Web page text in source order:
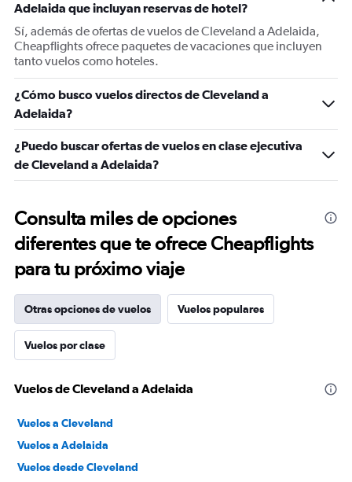
Adelaida que incluyan reservas de hotel?
Sí, además de ofertas de vuelos de Cleveland a Adelaida,
Cheapflights ofrece paquetes de vacaciones que incluyen
tanto vuelos como hoteles.
¿Cómo busco vuelos directos de Cleveland a
Adelaida?
¿Puedo buscar ofertas de vuelos en clase ejecutiva
de Cleveland a Adelaida?
Consulta miles de opciones
diferentes que te ofrece Cheapflights
para tu próximo viaje
Otras opciones de vuelos Vuelos populares
Vuelos por clase
Vuelos de Cleveland a Adelaida
Vuelos a Cleveland
Vuelos a Adelaida
Vuelos desde Cleveland